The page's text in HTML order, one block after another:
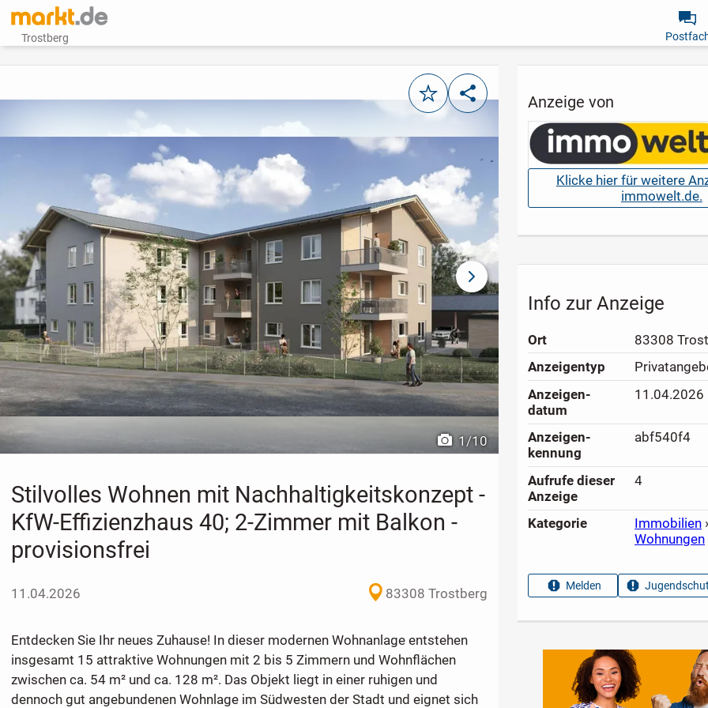
Trostberg
MerkenTeilen
vorheriges Bild
1/10
nächstes Bild
Stilvolles Wohnen mit Nachhaltigkeitskonzept -
KfW-Effizienzhaus 40; 2-Zimmer mit Balkon -
provisionsfrei
11.04.2026 83308 Trostberg
Entdecken Sie Ihr neues Zuhause! In dieser modernen Wohnanlage entstehen
insgesamt 15 attraktive Wohnungen mit 2 bis 5 Zimmern und Wohnflächen
zwischen ca. 54 m² und ca. 128 m². Das Objekt liegt in einer ruhigen und
dennoch gut angebundenen Wohnlage im Südwesten der Stadt und eignet sich
Anzeige von
Klicke hier für weitere
immowelt.de.
Info zur Anzeige
Ort
83308
Anzeigen­typ
Anzeigen­
datum
11.04.2026
Anzeigen­
kennung
abf540f4
Aufrufe dieser
Anzeige
4
Kategorie Immobilien ›
Wohnungen
Melden